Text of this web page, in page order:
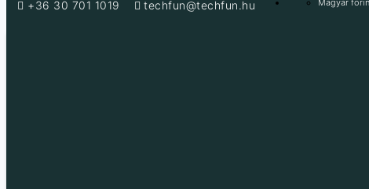
+36 30 701 1019 techfun@techfun.hu Magyar